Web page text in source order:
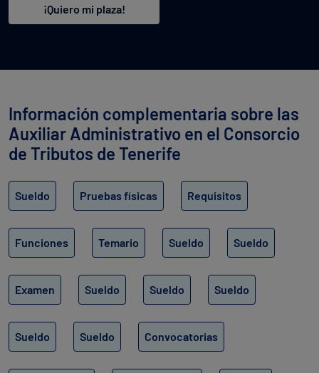
¡Quiero mi plaza!
Información complementaria sobre las
Auxiliar Administrativo en el Consorcio
de Tributos de Tenerife
Sueldo Pruebas físicas Requisitos
Funciones Temario Sueldo Sueldo
Examen Sueldo Sueldo Sueldo
Sueldo Sueldo Convocatorias